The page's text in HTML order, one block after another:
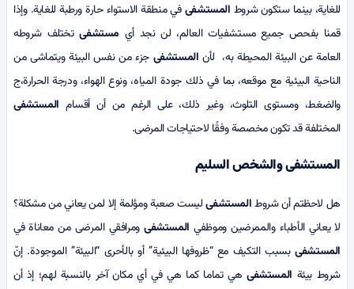
للغاية، بینما ستكون شروط المستشفىفي منطقة الاستواء حارة ورطبة للغاية. وإذا
قمنا بفحص جميع مستشفيات العالم، لن نجد أي مستشفىتختلف شروطه
العامة عن البيئة المحيطة به، لأن المستشفى جزء من نفس البيئة ويتماشى من
الناحية البيئية مع موقعه، بما في ذلك جودة المياه، ونوع الهواء، ودرجة الحرارة،ج
والضغط، ومستوى التلوث، وغير ذلك، على الرغم من أن أقسامالمستشفى
المختلفة قد تكون مخصصة وفقًا لاحتياجات المرضى.
المستشفى والشخص السليم
هل لاحظتم أن شروطالمستشفىليست صعبة ومؤلمة إلا لمن يعاني من مشكلة؟
لا يعاني الأطباء والممرضين وموظفي المستشفىومرافقي المرضى من معاناة في
المستشفىبسبب التكيف مع “ظروفها البيئية” أو بالأحرى “البيئة” الموجودة. إنّ
شروط بيئة المستشفىهي تماما كما هي في أي مكان آخر بالنسبة لهم؛ إذ أن